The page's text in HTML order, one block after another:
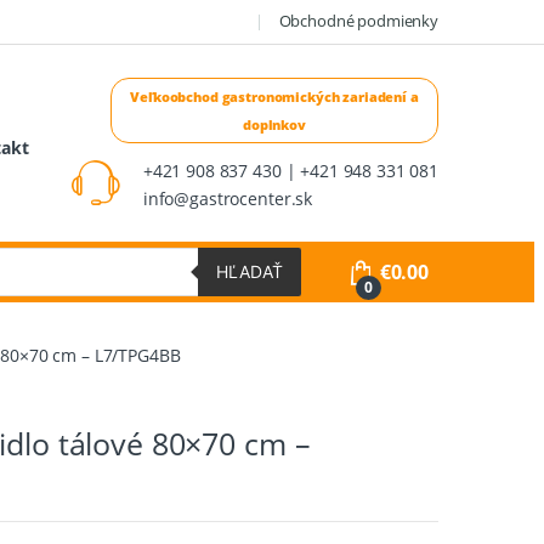
Obchodné podmienky
+421 908 837 430 | +421 948 331 081
info@gastrocenter.sk
HĽADAŤ
0
€0.00
cm – L7/TPG4BB
tálové 80×70 cm –